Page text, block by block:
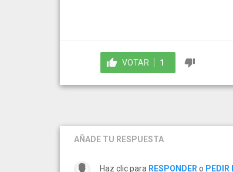
VOTAR 1
AÑADE TU RESPUESTA
Haz clic para RESPONDER o PEDIR